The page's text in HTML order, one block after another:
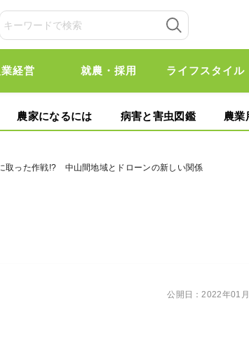
経営 就農・採用 ライフスタイル
農家になるには 病害と害虫図鑑 農業
取った作戦!? 中山間地域とドローンの新しい関係
公開日：2022年01